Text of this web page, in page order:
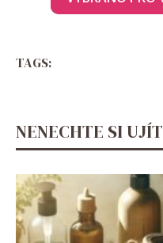
TAGS:
NENECHTE SI UJÍT